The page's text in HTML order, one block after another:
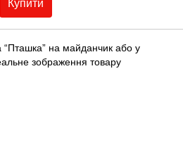
Купити